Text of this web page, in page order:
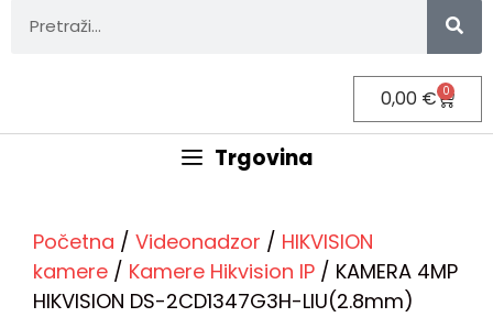
0,00 € 0
Trgovina
Početna / Videonadzor / HIKVISION
kamere / Kamere Hikvision IP / KAMERA 4MP
HIKVISION DS-2CD1347G3H-LIU(2.8mm)